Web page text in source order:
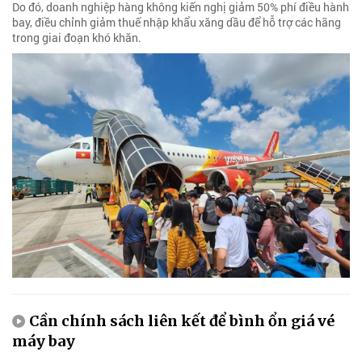
Do đó, doanh nghiệp hàng không kiến nghị giảm 50% phí điều hành
bay, điều chỉnh giảm thuế nhập khẩu xăng dầu để hỗ trợ các hãng
trong giai đoạn khó khăn.
Cần chính sách liên kết để bình ổn giá vé
máy bay